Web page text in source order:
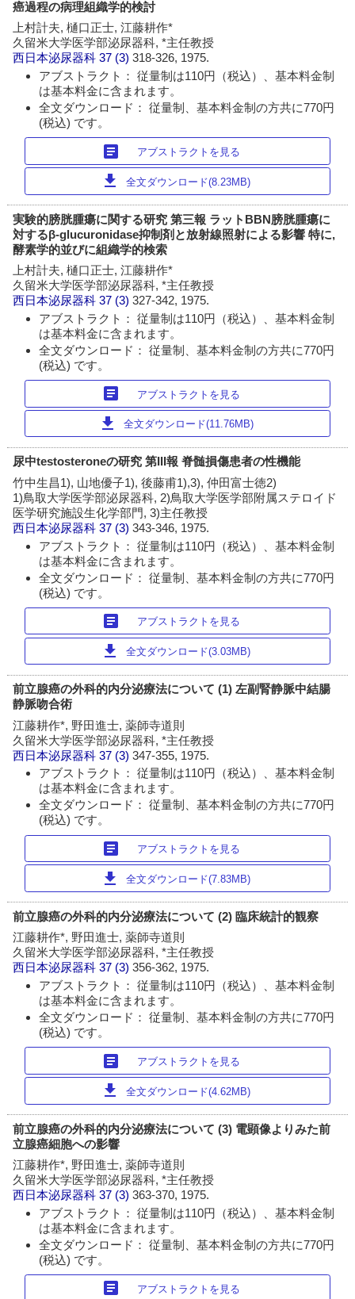
癌過程の病理組織学的検討
上村計夫, 樋口正士, 江藤耕作*
久留米大学医学部泌尿器科, *主任教授
西日本泌尿器科 37 (3)318-326, 1975.
アブストラクト： 従量制は110円（税込）、基本料金制
は基本料金に含まれます。
全文ダウンロード： 従量制、基本料金制の方共に770円
(税込) です。
article アブストラクトを見る
download 全文ダウンロード(8.23MB)
実験的膀胱腫瘍に関する研究 第三報 ラットBBN膀胱腫瘍に
対するβ-glucuronidase抑制剤と放射線照射による影響 特に,
酵素学的並びに組織学的検索
上村計夫, 樋口正士, 江藤耕作*
久留米大学医学部泌尿器科, *主任教授
西日本泌尿器科 37 (3)327-342, 1975.
アブストラクト： 従量制は110円（税込）、基本料金制
は基本料金に含まれます。
全文ダウンロード： 従量制、基本料金制の方共に770円
(税込) です。
article アブストラクトを見る
download 全文ダウンロード(11.76MB)
尿中testosteroneの研究 第III報 脊髄損傷患者の性機能
竹中生昌1), 山地優子1), 後藤甫1),3), 仲田富士徳2)
1)鳥取大学医学部泌尿器科, 2)鳥取大学医学部附属ステロイド
医学研究施設生化学部門, 3)主任教授
西日本泌尿器科 37 (3)343-346, 1975.
アブストラクト： 従量制は110円（税込）、基本料金制
は基本料金に含まれます。
全文ダウンロード： 従量制、基本料金制の方共に770円
(税込) です。
article アブストラクトを見る
download 全文ダウンロード(3.03MB)
前立腺癌の外科的内分泌療法について (1) 左副腎静脈中結腸
静脈吻合術
江藤耕作*, 野田進士, 薬師寺道則
久留米大学医学部泌尿器科, *主任教授
西日本泌尿器科 37 (3)347-355, 1975.
アブストラクト： 従量制は110円（税込）、基本料金制
は基本料金に含まれます。
全文ダウンロード： 従量制、基本料金制の方共に770円
(税込) です。
article アブストラクトを見る
download 全文ダウンロード(7.83MB)
前立腺癌の外科的内分泌療法について (2) 臨床統計的観察
江藤耕作*, 野田進士, 薬師寺道則
久留米大学医学部泌尿器科, *主任教授
西日本泌尿器科 37 (3)356-362, 1975.
アブストラクト： 従量制は110円（税込）、基本料金制
は基本料金に含まれます。
全文ダウンロード： 従量制、基本料金制の方共に770円
(税込) です。
article アブストラクトを見る
download 全文ダウンロード(4.62MB)
前立腺癌の外科的内分泌療法について (3) 電顕像よりみた前
立腺癌細胞への影響
江藤耕作*, 野田進士, 薬師寺道則
久留米大学医学部泌尿器科, *主任教授
西日本泌尿器科 37 (3)363-370, 1975.
アブストラクト： 従量制は110円（税込）、基本料金制
は基本料金に含まれます。
全文ダウンロード： 従量制、基本料金制の方共に770円
(税込) です。
article アブストラクトを見る